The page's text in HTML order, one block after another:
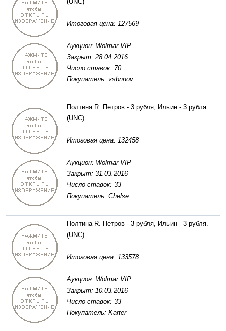
Итоговая цена: 127569
Аукцион: Wolmar VIP
Закрыт: 28.04.2016
Число ставок: 70
Покупатель: vsbnnov
Полтина R. Петров - 3 рубля, Ильин - 3 рубля.
(UNC)
Итоговая цена: 132458
Аукцион: Wolmar VIP
Закрыт: 31.03.2016
Число ставок: 33
Покупатель: Chelse
Полтина R. Петров - 3 рубля, Ильин - 3 рубля.
(UNC)
Итоговая цена: 133578
Аукцион: Wolmar VIP
Закрыт: 10.03.2016
Число ставок: 33
Покупатель: Karter